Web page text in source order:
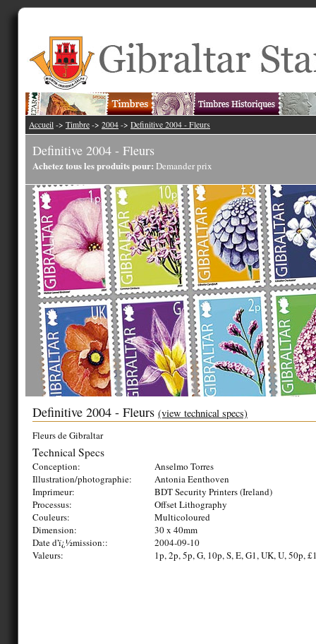
Accueil -> Timbre -> 2004 -> Definitive 2004 - Fleurs
Definitive 2004 - Fleurs
Achetez tous les produits pour: Demander prix
Definitive 2004 - Fleurs (view technical specs)
Fleurs de Gibraltar
Technical Specs
Conception:
Anselmo Torres
Illustration/photographie:
Antonia Eenthoven
Imprimeur:
BDT Security Printers (Ireland)
Processus:
Offset Lithography
Couleurs:
Multicoloured
Dimension:
30 x 40mm
Date d'ï¿½mission::
2004-09-10
Valeurs:
1p, 2p, 5p, G, 10p, S, E, G1, UK, U, 50p,